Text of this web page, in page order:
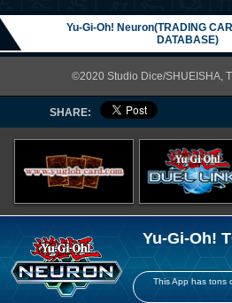
Yu-Gi-Oh! Neuron(TRADING
DATABASE)
©2020 Studio Dice/SHUEISHA,
SHARE:
Yu-Gi-Oh!
This App has tons